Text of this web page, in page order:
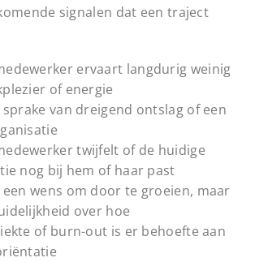
signalen dat een traject
ervaart langdurig weinig
of energie
sprake van dreigend ontslag of een
twijfelt of de huidige
nog bij hem of haar past
een wens om door te groeien, maar
over hoe
of burn-out is er behoefte aan